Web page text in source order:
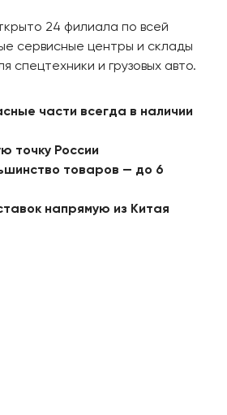
24 филиала по всей
сервисные центры и склады
спецтехники и грузовых авто.
части всегда в наличии
точку России
товаров — до 6
напрямую из Китая